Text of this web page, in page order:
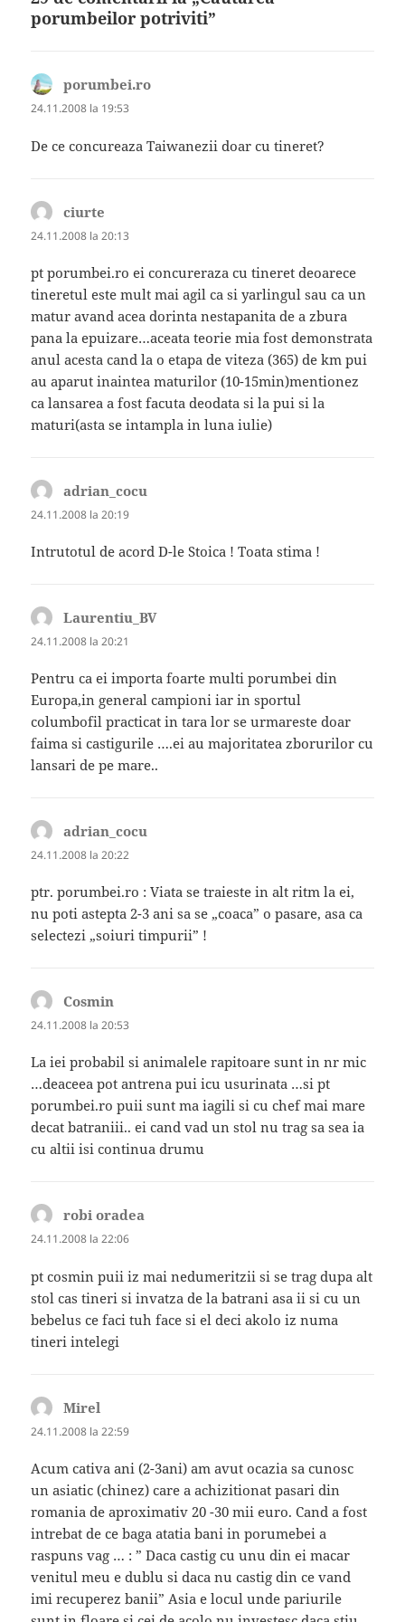
porumbeilor potriviti”
porumbei.ro
24.11.2008 la 19:53
De ce concureaza Taiwanezii doar cu tineret?
ciurte
24.11.2008 la 20:13
pt porumbei.ro ei concureraza cu tineret deoarece
tineretul este mult mai agil ca si yarlingul sau ca un
matur avand acea dorinta nestapanita de a zbura
pana la epuizare…aceata teorie mia fost demonstrata
anul acesta cand la o etapa de viteza (365) de km pui
au aparut inaintea maturilor (10-15min)mentionez
ca lansarea a fost facuta deodata si la pui si la
maturi(asta se intampla in luna iulie)
adrian_cocu
24.11.2008 la 20:19
Intrutotul de acord D-le Stoica ! Toata stima !
Laurentiu_BVspune:
24.11.2008 la 20:21
Pentru ca ei importa foarte multi porumbei din
Europa,in general campioni iar in sportul
columbofil practicat in tara lor se urmareste doar
faima si castigurile ….ei au majoritatea zborurilor cu
lansari de pe mare..
adrian_cocu
24.11.2008 la 20:22
ptr. porumbei.ro : Viata se traieste in alt ritm la ei,
nu poti astepta 2-3 ani sa se „coaca” o pasare, asa ca
selectezi „soiuri timpurii” !
Cosmin
24.11.2008 la 20:53
La iei probabil si animalele rapitoare sunt in nr mic
…deaceea pot antrena pui icu usurinata …si pt
porumbei.ro puii sunt ma iagili si cu chef mai mare
decat batraniii.. ei cand vad un stol nu trag sa sea ia
cu altii isi continua drumu
robi oradea
24.11.2008 la 22:06
pt cosmin puii iz mai nedumeritzii si se trag dupa alt
stol cas tineri si invatza de la batrani asa ii si cu un
bebelus ce faci tuh face si el deci akolo iz numa
tineri intelegi
Mirel
24.11.2008 la 22:59
Acum cativa ani (2-3ani) am avut ocazia sa cunosc
un asiatic (chinez) care a achizitionat pasari din
romania de aproximativ 20 -30 mii euro. Cand a fost
intrebat de ce baga atatia bani in porumebei a
raspuns vag … : ” Daca castig cu unu din ei macar
venitul meu e dublu si daca nu castig din ce vand
imi recuperez banii” Asia e locul unde pariurile